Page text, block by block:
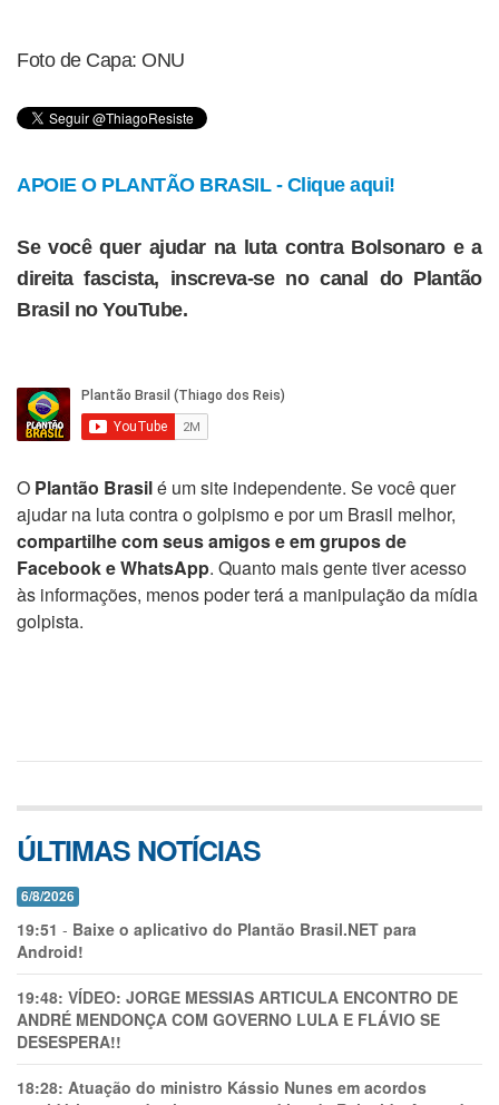
Foto de Capa: ONU
APOIE O PLANTÃO BRASIL - Clique aqui!
Se você quer ajudar na luta contra Bolsonaro e a
direita fascista, inscreva-se no canal do Plantão
Brasil no YouTube.
O Plantão Brasilé um site independente. Se você quer
ajudar na luta contra o golpismo e por um Brasil melhor,
compartilhe com seus amigos e em grupos de
Facebook e WhatsApp. Quanto mais gente tiver acesso
às informações, menos poder terá a manipulação da mídia
golpista.
ÚLTIMAS NOTÍCIAS
6/8/2026
19:51 - Baixe o aplicativo do Plantão Brasil.NET para
Android!
19:48: VÍDEO: JORGE MESSIAS ARTICULA ENCONTRO DE
ANDRÉ MENDONÇA COM GOVERNO LULA E FLÁVIO SE
DESESPERA!!
18:28: Atuação do ministro Kássio Nunes em acordos